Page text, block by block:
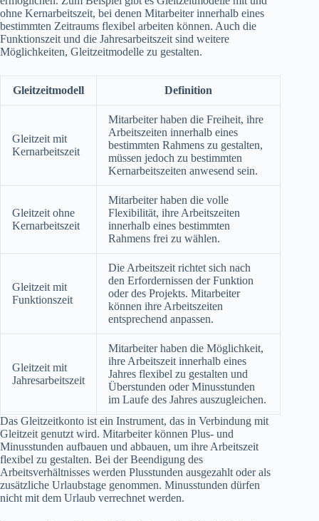
ohne Kernarbeitszeit, bei denen Mitarbeiter innerhalb eines
bestimmten Zeitraums flexibel arbeiten können. Auch die
Funktionszeit und die Jahresarbeitszeit sind weitere
Möglichkeiten, Gleitzeitmodelle zu gestalten.
Gleitzeitmodell Definition
Gleitzeit mit
Kernarbeitszeit
Mitarbeiter haben die Freiheit, ihre
Arbeitszeiten innerhalb eines
bestimmten Rahmens zu gestalten,
müssen jedoch zu bestimmten
Kernarbeitszeiten anwesend sein.
Gleitzeit ohne
Kernarbeitszeit
Mitarbeiter haben die volle
Flexibilität, ihre Arbeitszeiten
innerhalb eines bestimmten
Rahmens frei zu wählen.
Gleitzeit mit
Funktionszeit
Die Arbeitszeit richtet sich nach
den Erfordernissen der Funktion
oder des Projekts. Mitarbeiter
können ihre Arbeitszeiten
entsprechend anpassen.
Gleitzeit mit
Jahresarbeitszeit
Mitarbeiter haben die Möglichkeit,
ihre Arbeitszeit innerhalb eines
Jahres flexibel zu gestalten und
Überstunden oder Minusstunden
im Laufe des Jahres auszugleichen.
Das Gleitzeitkonto ist ein Instrument, das in Verbindung mit
Gleitzeit genutzt wird. Mitarbeiter können Plus- und
Minusstunden aufbauen und abbauen, um ihre Arbeitszeit
flexibel zu gestalten. Bei der Beendigung des
Arbeitsverhältnisses werden Plusstunden ausgezahlt oder als
zusätzliche Urlaubstage genommen. Minusstunden dürfen
nicht mit dem Urlaub verrechnet werden.